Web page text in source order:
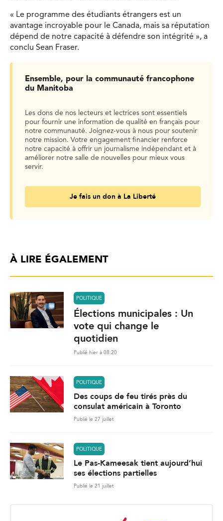
« Le programme des étudiants étrangers est un
avantage incroyable pour le Canada, mais sa réputation
dépend de notre capacité à défendre son intégrité », a
conclu Sean Fraser.
Ensemble, pour la communauté francophone
du Manitoba
Les dons de nos lecteurs et lectrices sont essentiels
pour fournir une information de qualité en français pour
notre communauté. Joignez-vous à nous pour soutenir
notre mission. Votre engagement financier renforce
notre capacité à offrir un journalisme indépendant et à
améliorer notre salle de nouvelles pour mieux vous
servir.
Je fais un don à La Liberté
À LIRE ÉGALEMENT
POLITIQUE
Élections municipales : Un
vote qui change le
quotidien
Publié hier à 08:20
POLITIQUE
Des coups de feu tirés près du
consulat américain à Toronto
Publié le 27 juillet
POLITIQUE
Le Pas-Kameesak tient aujourd’hui
ses élections partielles
Publié le 21 juillet